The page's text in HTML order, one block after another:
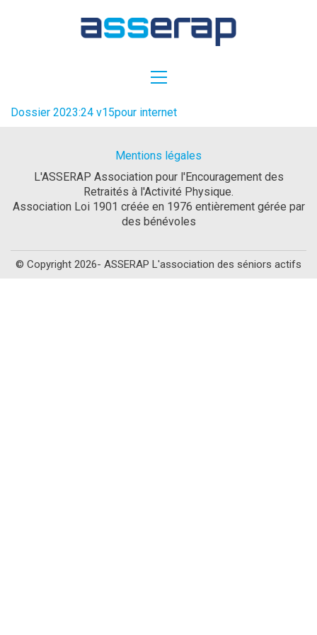
Dossier 2023:24 v15pour internet
Mentions légales
L'ASSERAP Association pour l'Encouragement des
Retraités à l'Activité Physique.
Association Loi 1901 créée en 1976 entièrement gérée par
des bénévoles
© Copyright 2026- ASSERAP L'association des séniors actifs